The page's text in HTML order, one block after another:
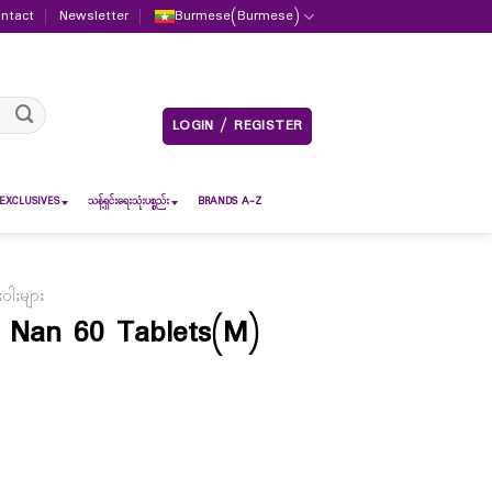
Newsletter Burmese(Burmese)
LOGIN / REGISTER
သန့်ရှင်းရေးသုံးပစ္စည်း BRANDS A-Z
းများ
60 Tablets(M)